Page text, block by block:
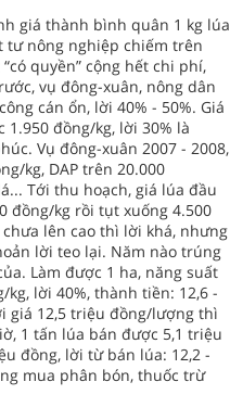
giá thành bình quân 1 kg lúa
tư nông nghiệp chiếm trên
quyền” cộng hết chi phí,
vụ đông-xuân, nông dân
cán ổn, lời 40% - 50%. Giá
đồng/kg, lời 30% là
Vụ đông-xuân 2007 - 2008,
kg, DAP trên 20.000
Tới thu hoạch, giá lúa đầu
đồng/kg rồi tụt xuống 4.500
lên cao thì lời khá, nhưng
lời teo lại. Năm nào trúng
Làm được 1 ha, năng suất
lời 40%, thành tiền: 12,6 -
giá 12,5 triệu đồng/lượng thì
1 tấn lúa bán được 5,1 triệu
đồng, lời từ bán lúa: 12,2 -
mua phân bón, thuốc trừ